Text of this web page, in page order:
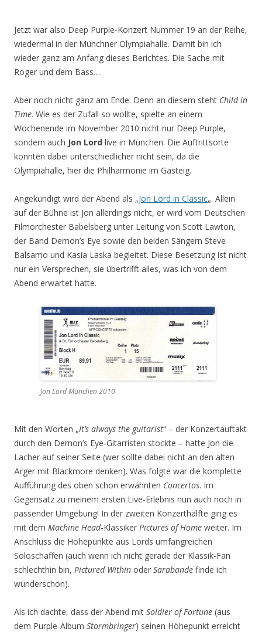
Jetzt war also Deep Purple-Konzert Nummer 19 an der Reihe,
wiedermal in der Münchner Olympiahalle. Damit bin ich
wieder ganz am Anfang dieses Berichtes. Die Sache mit
Roger und dem Bass…
Aber noch nicht ganz am Ende. Denn an diesem steht Child in
Time. Wie es der Zufall so wollte, spielte an einem
Wochenende im November 2010 nicht nur Deep Purple,
sondern auch Jon Lord live in München. Die Auftrittsorte
konnten dabei unterschiedlicher nicht sein, da die
Olympiahalle, hier die Philharmonie im Gasteig.
Angekündigt wird der Abend als „Jon Lord in Classic„. Allein
auf der Bühne ist Jon allerdings nicht, er wird vom Deutschen
Filmorchester Babelsberg unter Leitung von Scott Lawton,
der Band Demon’s Eye sowie den beiden Sängern Steve
Balsamo und Kasia Laska begleitet. Diese Besetzung ist nicht
nur ein Versprechen, sie übertrifft alles, was ich von dem
Abend erwartet hatte.
Jon Lord München 2010
Mit den Worten „It’s always the guitarist“ – der Konzertauftakt
durch den Demon’s Eye-Gitarristen stockte – hatte Jon die
Lacher auf seiner Seite (wer sollte dabei nicht an den alten
Ärger mit Blackmore denken). Was folgte war die komplette
Aufführung des oben schon erwähnten Concertos. Im
Gegensatz zu meinem ersten Live-Erlebnis nun auch noch in
passender Umgebung! In der zweiten Konzerthälfte ging es
mit dem Machine Head-Klassiker Pictures of Home weiter. Im
Anschluss die Höhepunkte aus Lords umfangreichen
Soloschaffen (auch wenn ich nicht gerade der Klassik-Fan
schlechthin bin, Pictured Within oder Sarabande finde ich
wunderschön).
Als ich dachte, dass der Abend mit Soldier of Fortune (aus
dem Purple-Album Stormbringer) seinen Höhepunkt erreicht